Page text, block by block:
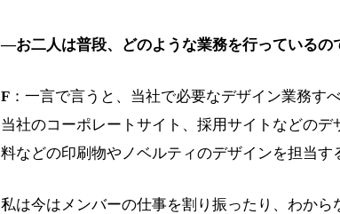
―お二人は普段、どのような業務を行っているの
F ：一言で言うと、当社で必要なデザイン業務す
当社のコーポレートサイト、採用サイトなどの
料などの印刷物やノベルティのデザインを担当す
私は今はメンバーの仕事を割り振ったり、わか